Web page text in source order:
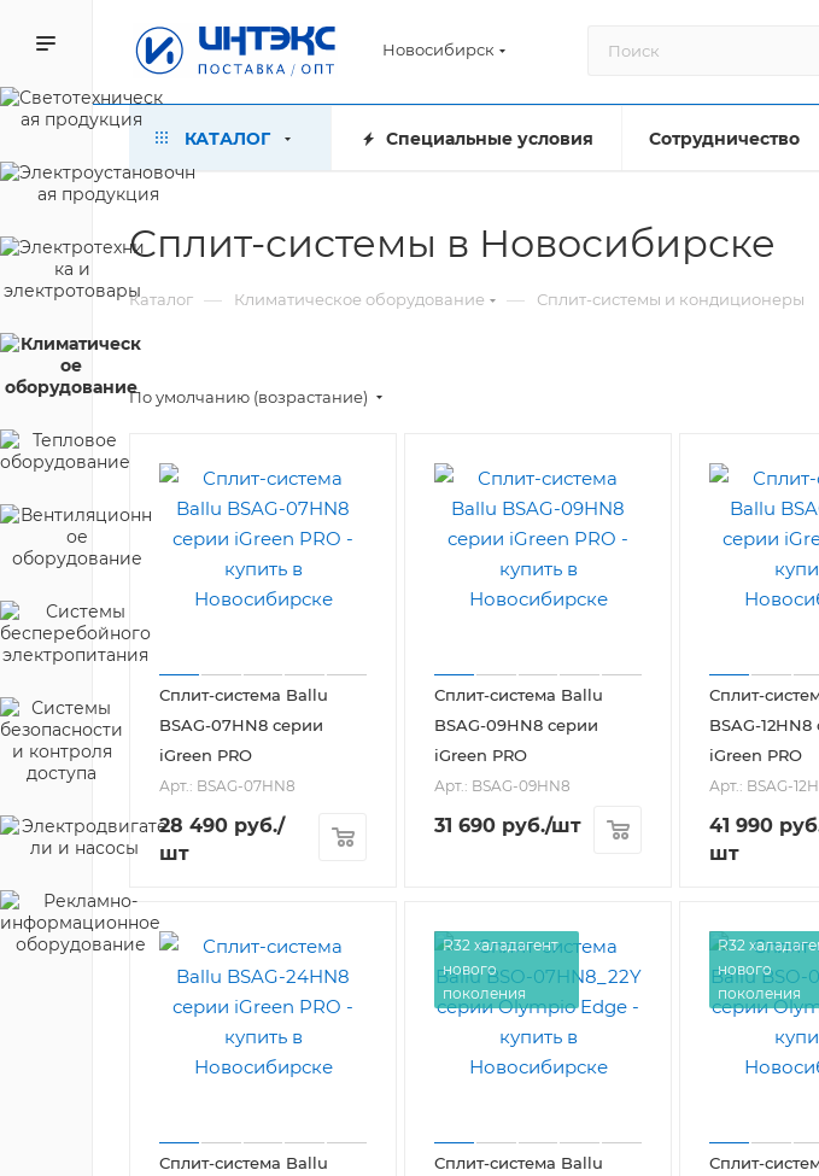
Новосибирск
КАТАЛОГ Специальные условия Сотрудничество
Сплит-системы в Новосибирске
Каталог — Климатическое оборудование — Сплит-системы и кондиционеры
По умолчанию (возрастание)
Сплит-система Ballu
BSAG-07HN8 серии
iGreen PRO
Арт.: BSAG-07HN8
28 490 руб./
шт
Сплит-система Ballu
BSAG-09HN8 серии
iGreen PRO
Арт.: BSAG-09HN8
31 690 руб./шт
Сплит-
BSAG-12HN8
iGreen PRO
Арт.: BSAG-
41 990
шт
Сплит-система Ballu
R32 халадагент
нового
поколения
Сплит-система Ballu
R32
нового
поколения
Сплит-